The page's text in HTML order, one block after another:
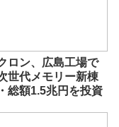
ロン、広島工場で
世代メモリー新棟
総額1.5兆円を投資